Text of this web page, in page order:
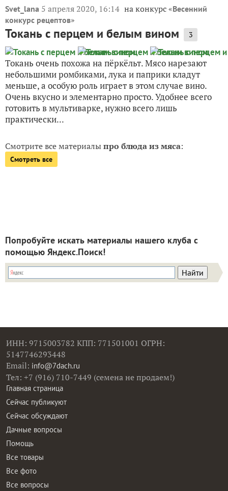
Svet_lana 5 апреля 2020, 16:14 на конкурс «Весенний
конкурс рецептов»
Токань с перцем и белым вином 3
Токань очень похожа на пёркёльт. Мясо нарезают
небольшими ромбиками, лука и паприки кладут
меньше, а особую роль играет в этом случае вино.
Очень вкусно и элементарно просто. Удобнее всего
готовить в мультиварке, нужно всего лишь
практически...
Смотрите все материалыпро блюда из мяса:
Смотреть все
Попробуйте искать материалы нашего клуба с
помощью Яндекс.Поиск!
ИНН: 9715003782 КПП: 771501001 ОГРН:
5147746293448
Email: info@7dach.ru
Тел: +7 (916) 710-7449 (семена не продаем!)
Главная страница
Сейчас публикуют
Сейчас обсуждают
Дачные вопросы
Помощь
Все товары
Все фото
Все вопросы